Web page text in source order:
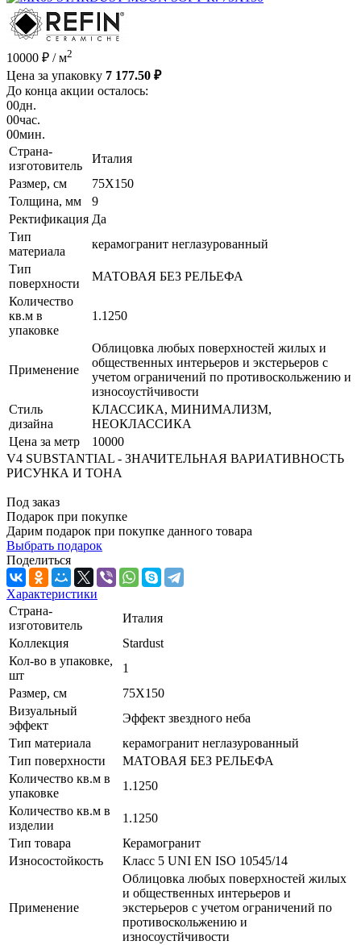
10000 ₽ / м2
Цена за упаковку 7 177.50 ₽
До конца акции осталось:
00дн.
00час.
00мин.
Страна-
изготовитель
Италия
Размер, см
75X150
Толщина, мм
9
Ректификация Да
Тип
материала
керамогранит неглазурованный
Тип
поверхности
МАТОВАЯ БЕЗ РЕЛЬЕФА
Количество
кв.м в
упаковке
1.1250
Применение
Облицовка любых поверхностей жилых и
общественных интерьеров и экстерьеров с
учетом ограничений по противоскольжению и
износоустйчивости
Стиль
дизайна
КЛАССИКА, МИНИМАЛИЗМ,
НЕОКЛАССИКА
Цена за метр
10000
V4 SUBSTANTIAL - ЗНАЧИТЕЛЬНАЯ ВАРИАТИВНОСТЬ
РИСУНКА И ТОНА
Под заказ
Подарок при покупке
Дарим подарок при покупке данного товара
Выбрать подарок
Поделиться
Характеристики
Страна-
изготовитель
Италия
Коллекция
Stardust
Кол-во в упаковке,
шт
1
Размер, см
75X150
Визуальный
эффект
Эффект звездного неба
Тип материала
керамогранит неглазурованный
Тип поверхности
МАТОВАЯ БЕЗ РЕЛЬЕФА
Количество кв.м в
упаковке
1.1250
Количество кв.м в
изделии
1.1250
Тип товара
Керамогранит
Износостойкость
Класс 5 UNI EN ISO 10545/14
Применение
Облицовка любых поверхностей жилых
и общественных интерьеров и
экстерьеров с учетом ограничений по
противоскольжению и
износоустйчивости